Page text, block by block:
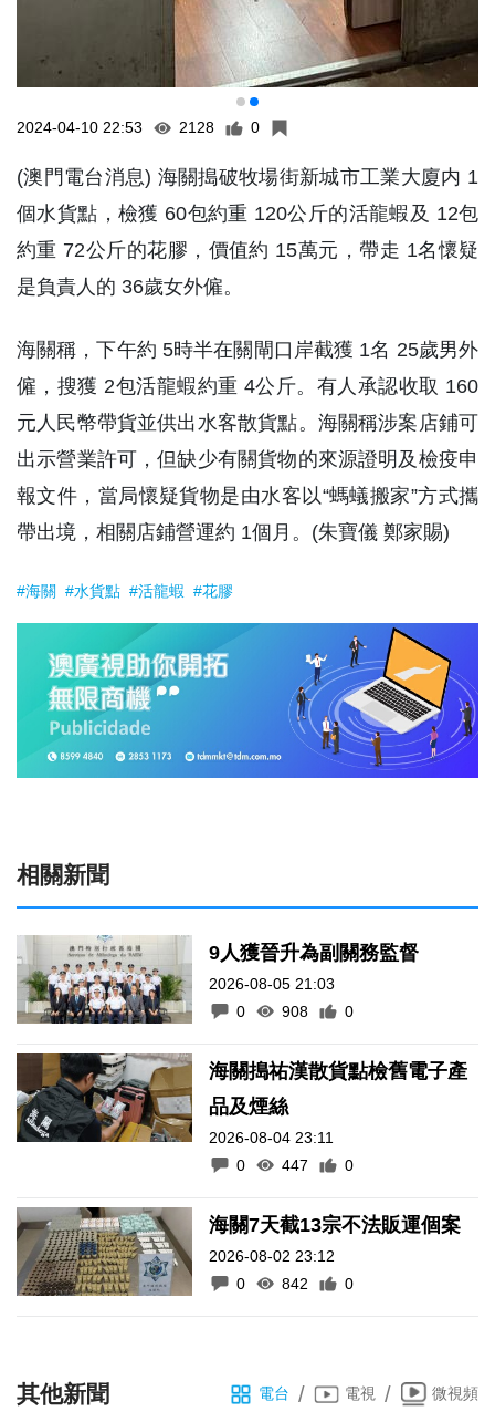
2024-04-10 22:53 2128 0
(澳門電台消息) 海關搗破牧場街新城市工業大廈内 1
個水貨點，檢獲 60包約重 120公斤的活龍蝦及 12包
約重 72公斤的花膠，價值約 15萬元，帶走 1名懷疑
是負責人的 36歲女外僱。
海關稱，下午約 5時半在關閘口岸截獲 1名 25歲男外
僱，搜獲 2包活龍蝦約重 4公斤。有人承認收取 160
元人民幣帶貨並供出水客散貨點。海關稱涉案店鋪可
出示營業許可，但缺少有關貨物的來源證明及檢疫申
報文件，當局懷疑貨物是由水客以“螞蟻搬家”方式攜
帶出境，相關店鋪營運約 1個月。(朱寶儀 鄭家賜)
#海關 #水貨點 #活龍蝦 #花膠
相關新聞
9人獲晉升為副關務監督
2026-08-05 21:03
0
908 0
海關搗祐漢散貨點檢舊電子產
品及煙絲
2026-08-04 23:11
0
447 0
海關7天截13宗不法販運個案
2026-08-02 23:12
0
842 0
其他新聞 電台 / 電視 / 微視頻